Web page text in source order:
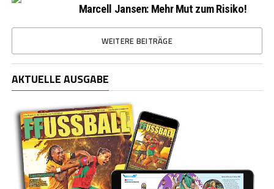
Marcell Jansen: Mehr Mut zum Risiko!
WEITERE BEITRÄGE
AKTUELLE AUSGABE